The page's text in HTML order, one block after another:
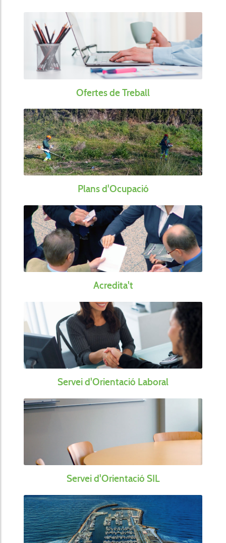
Ofertes de Treball
Plans d'Ocupació
Acredita't
Servei d'Orientació Laboral
Servei d'Orientació SIL